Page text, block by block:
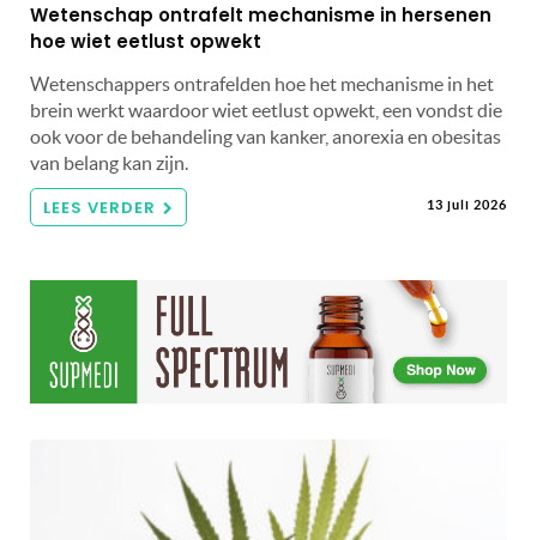
Wetenschap ontrafelt mechanisme in hersenen
hoe wiet eetlust opwekt
Wetenschappers ontrafelden hoe het mechanisme in het
brein werkt waardoor wiet eetlust opwekt, een vondst die
ook voor de behandeling van kanker, anorexia en obesitas
van belang kan zijn.
LEES VERDER 13 juli 2026